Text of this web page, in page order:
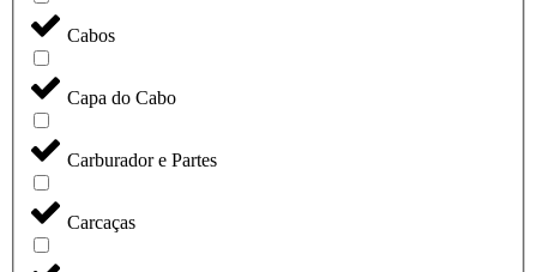
Cabos
Capa do Cabo
Carburador e Partes
Carcaças